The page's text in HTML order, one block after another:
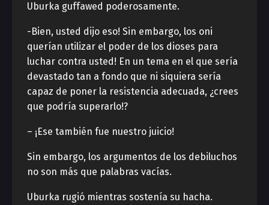
Uburka guffawed poderosamente.
-Bien, usted dijo eso! Sin embargo, los oni
querían utilizar el poder de los dioses para
luchar contra usted! En un tema en el que sería
devastado tan a fondo que ni siquiera sería
capaz de poner la resistencia adecuada, ¿crees
que podría superarlo!?
– ¡Ese también fue nuestro juicio!
Sin embargo, los argumentos de los debiluchos
no son más que palabras vacías.
Uburka rugió mientras sostenía su hacha.